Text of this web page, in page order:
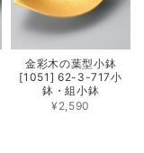
金彩木の葉型小鉢
[1051] 62-3-717小
鉢・組小鉢
¥2,590